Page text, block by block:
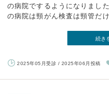
の病院でするようになりまし
の病院は頸がん検査は頸管だ
続き
2025年05月受診 / 2025年06月投稿